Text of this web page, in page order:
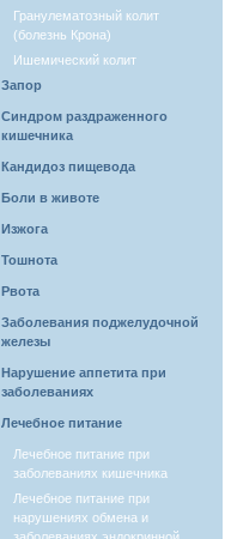
Гранулематозный колит
(болезнь Крона)
Ишемический колит
Запор
Синдром раздраженного
кишечника
Кандидоз пищевода
Боли в животе
Изжога
Тошнота
Рвота
Заболевания поджелудочной
железы
Нарушение аппетита при
заболеваниях
Лечебное питание
Лечебное питание при
заболеваниях кишечника
Лечебное питание при
нарушениях обмена и